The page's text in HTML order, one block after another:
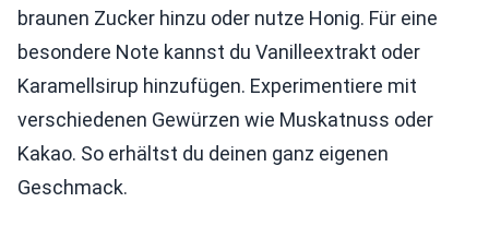
braunen Zucker hinzu oder nutze Honig. Für eine
besondere Note kannst du Vanilleextrakt oder
Karamellsirup hinzufügen. Experimentiere mit
verschiedenen Gewürzen wie Muskatnuss oder
Kakao. So erhältst du deinen ganz eigenen
Geschmack.